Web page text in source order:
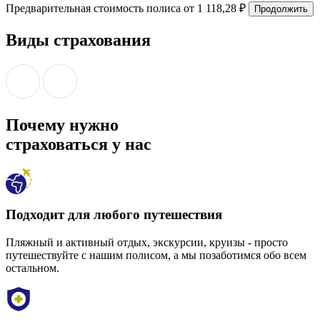
Предварительная стоимость полиса от 1 118,28 ₽ Продолжить
Виды страхования
Почему нужно
страховаться у нас
Подходит для любого путешествия
Пляжный и активный отдых, экскурсии, круизы - просто
путешествуйте с нашим полисом, а мы позаботимся обо всем
остальном.